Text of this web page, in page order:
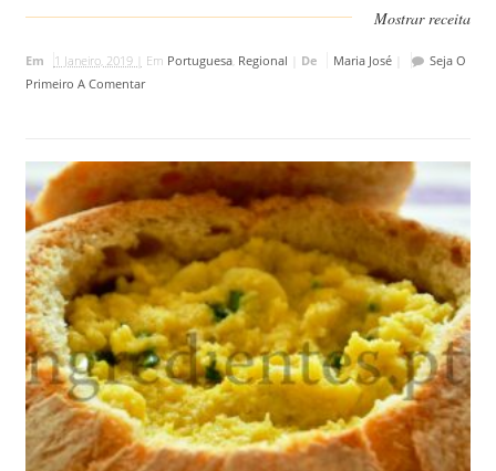
Mostrar receita
Em 1 Janeiro, 2019 | Em Portuguesa, Regional De Maria José|
Seja O
Primeiro A Comentar